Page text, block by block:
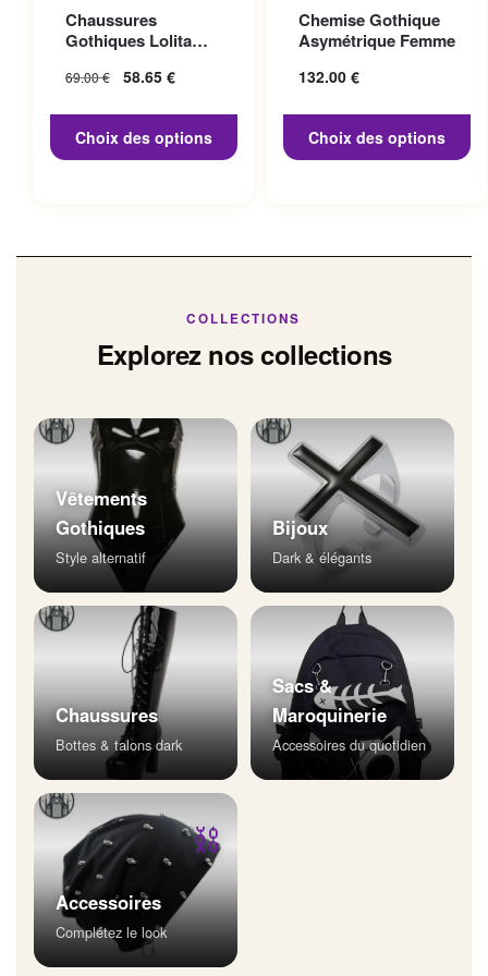
Chaussures
Gothiques Lolita
69.00€
Le prix initial
58.65 €
58.65 €.
Choix des options
variations. Les options
peuvent être choisies sur la
page du produit
Chemise Gothique
Asymétrique Femme
132.00 €
Choix des options
variations. Les options
peuvent être choisies sur la
page du produit
COLLECTIONS
Explorez nos collections
Vêtements
Gothiques
Style alternatif
Bijoux
Dark & élégants
Chaussures
Bottes & talons dark
Sacs &
Maroquinerie
Accessoires du quotidien
⛓
Accessoires
Complétez le look